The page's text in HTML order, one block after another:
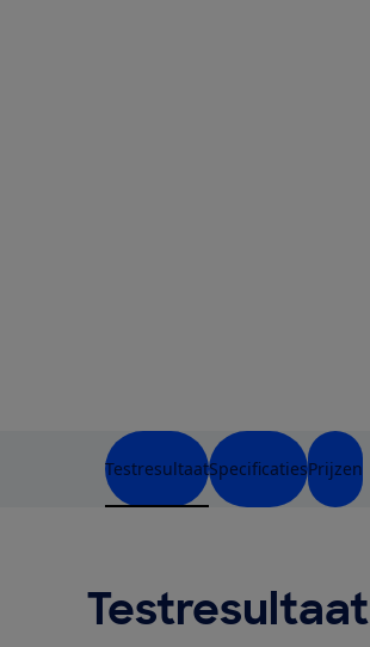
TestresultaatSpecificatiesPrijzen
Testresultaat